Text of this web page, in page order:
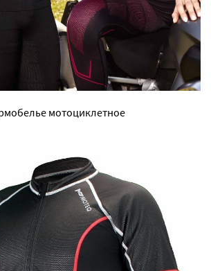
мотоциклетное